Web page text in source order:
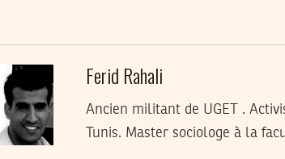
Ferid Rahali
Ancien militant de UGET .
Tunis. Master sociologe à la